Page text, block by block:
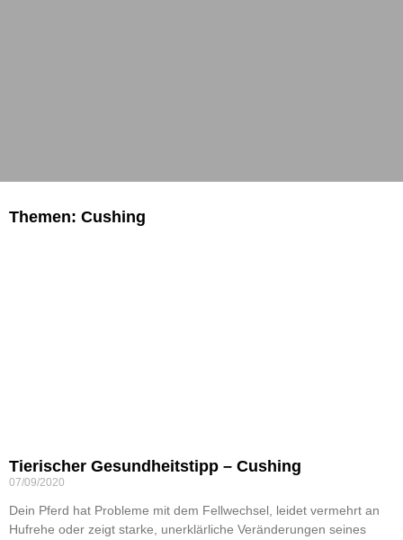
Themen: Cushing
Tierischer Gesundheitstipp – Cushing
07/09/2020
Dein Pferd hat Probleme mit dem Fellwechsel, leidet vermehrt an
Hufrehe oder zeigt starke, unerklärliche Veränderungen seines